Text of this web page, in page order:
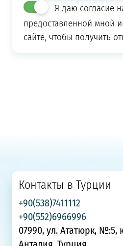
Я даю согласие
предоставленной мной
сайте, чтобы получить
Контакты в Турции
+90(538)7411112
+90(552)6966996
07990, ул. Ататюрк, №:5,